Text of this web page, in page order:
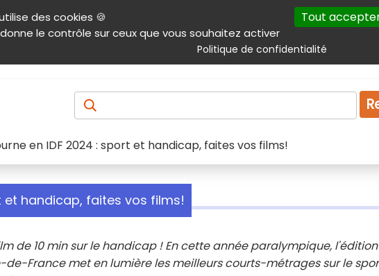
des cookies 🍪
le contrôle sur ceux que vous souhaitez activer
Tout
Politique de confidentialité
accessibilité Menu principal Autres services
Produits & services Emploi Droit
en IDF 2024 : sport et handicap, faites vos films!
et handicap, faites vos films!
de 10 min sur le handicap ! En cette année paralympique,
de-France met en lumière les meilleurs courts-métrages sur le